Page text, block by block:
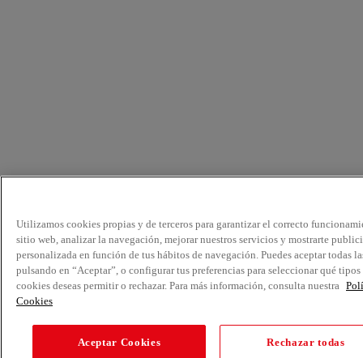
Utilizamos cookies propias y de terceros para garantizar el correcto
sitio web, analizar la navegación, mejorar nuestros servicios y mostrarte
personalizada en función de tus hábitos de navegación. Puedes aceptar todas
pulsando en “Aceptar”, o configurar tus preferencias para seleccionar qué tipos
cookies deseas permitir o rechazar. Para más información, consulta nuestra
Cookies
Aceptar Cookies Rechazar todas